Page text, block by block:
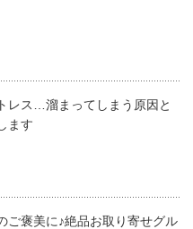
レス…溜まってしまう原因と
ます
ご褒美に♪絶品お取り寄せグル